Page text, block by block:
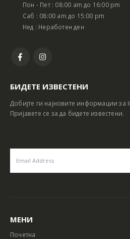
Пон - Пет : 08:00 am до 16:00 pm
Саб : 08:00 am до 15:00 pm
Нед : Неработен ден
БИДЕТЕ ИЗВЕСТЕНИ
Добијте ги најновите информации за
Пријавете се за да бидете известени.
МЕНИ
Почетна